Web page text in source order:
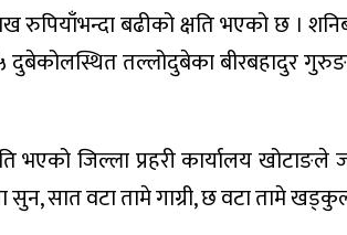
बढीको क्षति भएको छ ।
दुबेकोलस्थित तल्लोदुबेका बीरबहादुर
भएको जिल्ला प्रहरी कार्यालय
सात वटा तामे गाग्री, छ वटा तामे